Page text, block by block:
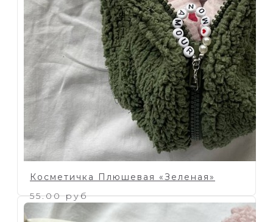
Косметичка Плюшевая «Зеленая»
55.00 руб